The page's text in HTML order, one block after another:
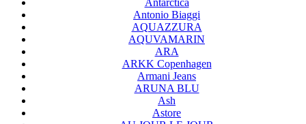
Antarctica
Antonio Biaggi
AQUAZZURA
AQUVAMARIN
ARA
ARKK Copenhagen
Armani Jeans
ARUNA BLU
Ash
Astore